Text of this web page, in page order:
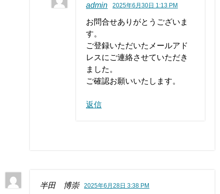
admin 2025年6月30日 1:13 PM
お問合せありがとうございま
す。
ご登録いただいたメールアド
レスにご連絡させていただき
ました。
ご確認お願いいたします。
返信
半田 博崇 2025年6月28日 3:38 PM